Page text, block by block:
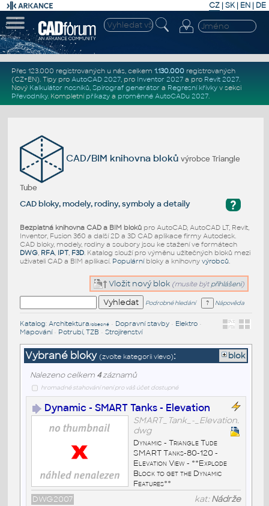
CZ | SK| EN | DE
Přes 123.000 registrovaných u nás, celkem 1.130.000registrovaných
(CZ+EN). Tipy pro AutoCAD 2027, pro Inventor 2027a pro Revit 2027.
Nový Kalkulátor nosníků, Spirograf generátor a Regresní křivkyv sekci
Převodníky. Kompletní příkazya proměnné AutoCADu 2027.
CAD/BIM knihovna blokůvýrobce Triangle
Tube
?
CAD bloky, modely, rodiny, symboly a detaily
Bezplatná knihovna CAD a BIM blokůpro AutoCAD, AutoCAD LT, Revit,
Inventor, Fusion 360 a další 2D a 3D CAD aplikace firmy Autodesk.
CAD bloky, modely, rodiny a soubory jsou ke stažení ve formátech
DWG, RFA, IPT, F3D. Katalog slouží pro výměnu užitečných bloků mezi
uživateli CAD a BIM aplikací. Populárníbloky a knihovny výrobců.
Vložit nový blok (musíte být přihlášeni)
Podrobné hledání Nápověda
Katalog: Architektura/obecné• Dopravní stavby• Elektro•
Mapování• Potrubí, TZB • Strojírenství
Vybrané bloky (zvolte kategorii vlevo): blok
Nalezeno celkem 4záznamů
hromadné stahování není pro váš účet dostupné
Dynamic - SMART Tanks - Elevation
SMART_Tank_-_Elevation.
dwg
Dynamic - Triangle Tude
SMART Tanks-80-120 -
Elevation View - **Explode
Block to get the Dynamic
Features**
kat:Nádrže
DWG2007